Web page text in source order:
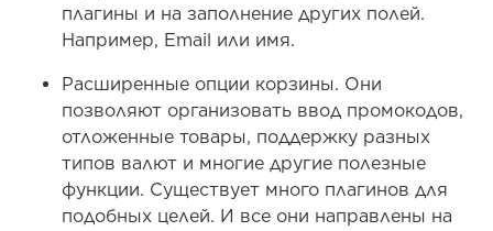
плагины и на заполнение других полей.
Например, Email или имя.
Расширенные опции корзины. Они
позволяют организовать ввод промокодов,
отложенные товары, поддержку разных
типов валют и многие другие полезные
функции. Существует много плагинов для
подобных целей. И все они направлены на